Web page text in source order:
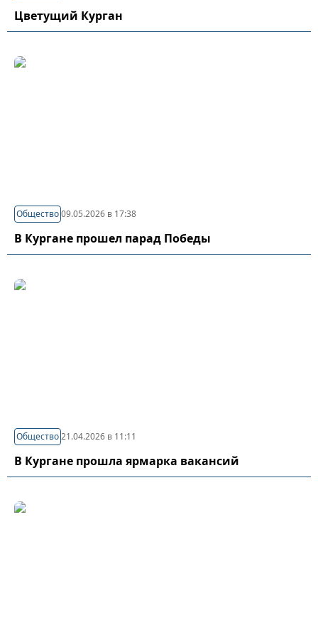
Цветущий Курган
Общество09.05.2026 в 17:38
В Кургане прошел парад Победы
Общество21.04.2026 в 11:11
В Кургане прошла ярмарка вакансий